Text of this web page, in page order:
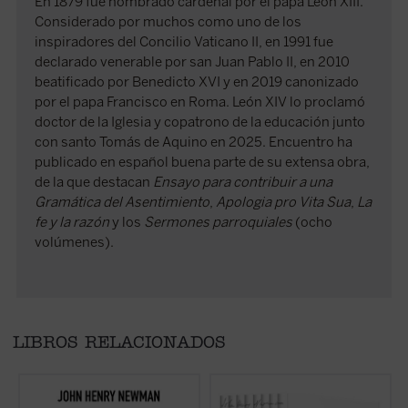
Considerado por muchos como uno de los
inspiradores del Concilio Vaticano II, en 1991 fue
declarado venerable por san Juan Pablo II, en 2010
beatificado por Benedicto XVI y en 2019 canonizado
por el papa Francisco en Roma. León XIV lo proclamó
doctor de la Iglesia y copatrono de la educación junto
con santo Tomás de Aquino en 2025. Encuentro ha
publicado en español buena parte de su extensa obra,
de la que destacan Ensayo para contribuir a una
Gramática del Asentimiento, Apologia pro Vita Sua, La
fe y la razóny los Sermones parroquiales (ocho
volúmenes).
LIBROS RELACIONADOS
redactado por Newman en 1873 para dar